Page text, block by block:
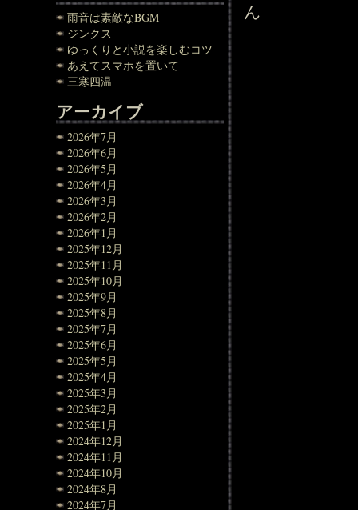
雨音は素敵なBGM
ジンクス
ゆっくりと小説を楽しむコツ
あえてスマホを置いて
三寒四温
アーカイブ
2026年7月
2026年6月
2026年5月
2026年4月
2026年3月
2026年2月
2026年1月
2025年12月
2025年11月
2025年10月
2025年9月
2025年8月
2025年7月
2025年6月
2025年5月
2025年4月
2025年3月
2025年2月
2025年1月
2024年12月
2024年11月
2024年10月
2024年8月
2024年7月
ん